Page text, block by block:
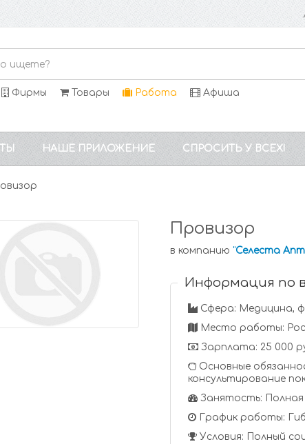
Фирмы Товары Работа Афиша
НАШЕ ПРИЛОЖЕНИЕ СПРОСИТЬ У ВСЕХ!
Провизор
в компанию "Селеста
Информация по
Сфера: Медицина,
Место работы:
Зарплата: 25 000
Основные
консультирование
Занятость: Полная
График работы:
Условия: Полный